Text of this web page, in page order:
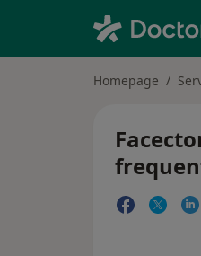
Homepage